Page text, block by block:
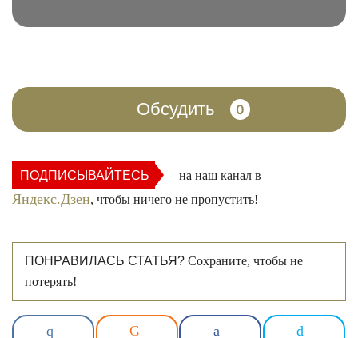
Обсудить 0
ПОДПИСЫВАЙТЕСЬ на наш канал в
Яндекс.Дзен, чтобы ничего не пропустить!
ПОНРАВИЛАСЬ СТАТЬЯ? Сохраните, чтобы не
потерять!